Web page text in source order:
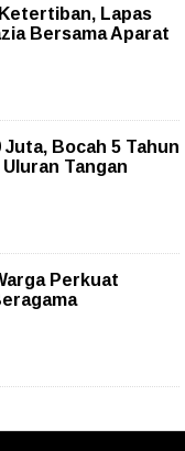
Lapas
Bersama Aparat
Juta, Bocah 5 Tahun
Tangan
Perkuat